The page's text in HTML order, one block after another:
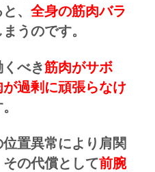
、 全身の筋肉バラ
まうのです。
べき筋肉がサボ
過剰に頑張らなけ
置異常により肩関
の代償として前腕